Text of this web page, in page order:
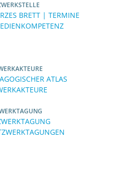
BRETT | TERMINE
ATLAS